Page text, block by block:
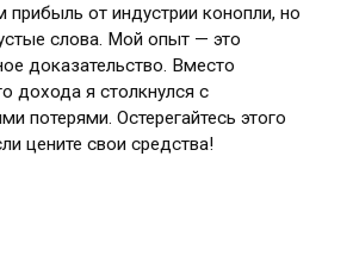
прибыль от индустрии конопли, но
слова. Мой опыт — это
доказательство. Вместо
дохода я столкнулся с
потерями. Остерегайтесь этого
цените свои средства!